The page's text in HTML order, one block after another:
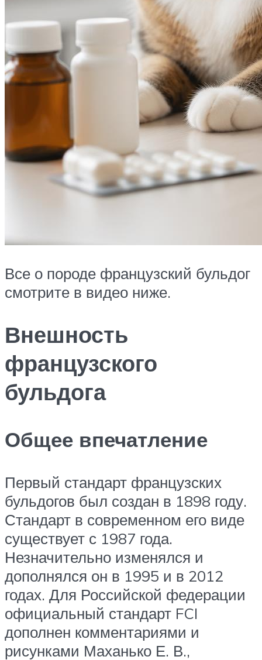
Все о породе французский бульдог
смотрите в видео ниже.
Внешность
французского
бульдога
Общее впечатление
Первый стандарт французских
бульдогов был создан в 1898 году.
Стандарт в современном его виде
существует с 1987 года.
Незначительно изменялся и
дополнялся он в 1995 и в 2012
годах. Для Российской федерации
официальный стандарт FCI
дополнен комментариями и
рисунками Маханько Е. В.,